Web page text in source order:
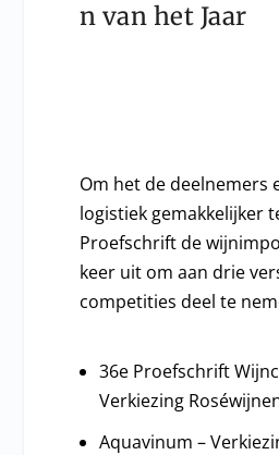
n van het Jaar
Om het de deelnemers
logistiek gemakkelijker
Proefschrift de
keer uit om aan drie
competities deel te
36e Proefschrift
Verkiezing
Aquavinum –